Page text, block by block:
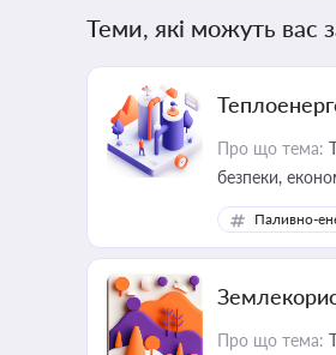
Теми, які можуть вас
Про що тема:
безпеки,
Паливно-
Про що тема: